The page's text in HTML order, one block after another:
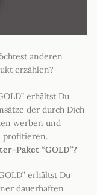
anderen
erzählen?
erhältst Du
der durch Dich
werben und
profitieren.
Paket “GOLD”?
erhältst Du
dauerhaften